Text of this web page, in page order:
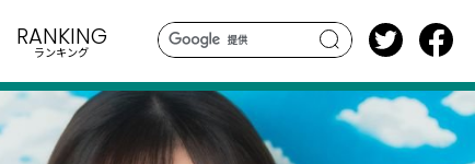
search
RANKING
ランキング